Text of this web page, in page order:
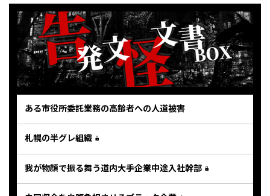
ある市役所委託業務の高齢者への人道被害
札幌の半グレ組織
我が物顔で振る舞う道内大手企業中途入社幹部